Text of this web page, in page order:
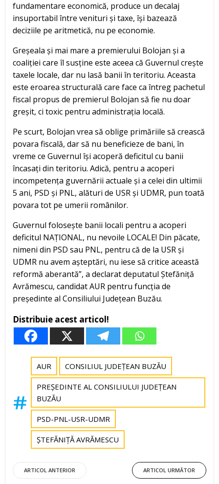
fundamentare economică, produce un decalaj
insuportabil între venituri și taxe, își bazează
deciziile pe aritmetică, nu pe economie.
Greșeala și mai mare a premierului Bolojan și a
coaliției care îl susține este aceea că Guvernul crește
taxele locale, dar nu lasă banii în teritoriu. Aceasta
este eroarea structurală care face ca întreg pachetul
fiscal propus de premierul Bolojan să fie nu doar
greșit, ci toxic pentru administrația locală.
Pe scurt, Bolojan vrea să oblige primăriile să crească
povara fiscală, dar să nu beneficieze de bani, în
vreme ce Guvernul își acoperă deficitul cu banii
încasați din teritoriu. Adică, pentru a acoperi
incompetența guvernării actuale și a celei din ultimii
5 ani, PSD și PNL, alături de USR și UDMR, pun toată
povara tot pe umerii românilor.
Guvernul folosește banii locali pentru a acoperi
deficitul NAȚIONAL, nu nevoile LOCALE! Din păcate,
nimeni din PSD sau PNL, pentru că de la USR și
UDMR nu avem așteptări, nu iese să critice această
reformă aberantă”, a declarat deputatul Ștefăniță
Avrămescu, candidat AUR pentru funcția de
președinte al Consiliului Județean Buzău.
Distribuie acest articol!
AUR CONSILIUL JUDEȚEAN BUZĂU
PREȘEDINTE AL CONSILIULUI JUDEȚEAN
BUZĂU
PSD-PNL-USR-UDMR
ȘTEFĂNIȚĂ AVRĂMESCU
Post
ARTICOL ANTERIOR
PostARTICOL URMĂTOR